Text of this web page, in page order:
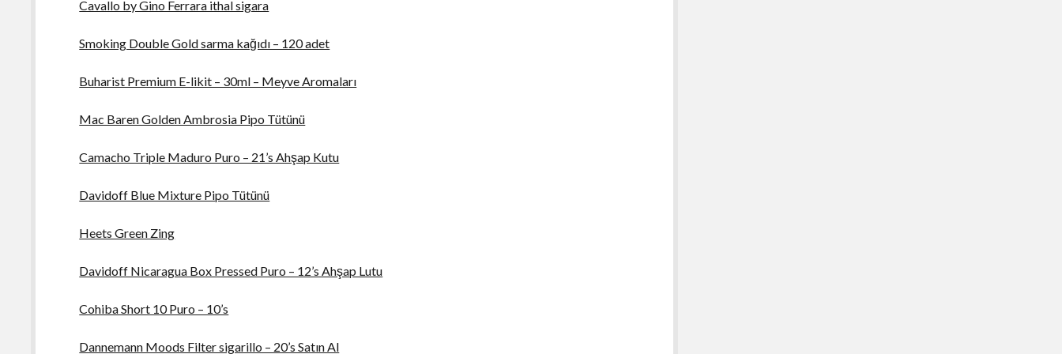
Cavallo by Gino Ferrara ithal sigara
Smoking Double Gold sarma kağıdı – 120 adet
Buharist Premium E-likit – 30ml – Meyve Aromaları
Mac Baren Golden Ambrosia Pipo Tütünü
Camacho Triple Maduro Puro – 21’s Ahşap Kutu
Davidoff Blue Mixture Pipo Tütünü
Heets Green Zing
Davidoff Nicaragua Box Pressed Puro – 12’s Ahşap Lutu
Cohiba Short 10 Puro – 10’s
Dannemann Moods Filter sigarillo – 20’s Satın Al